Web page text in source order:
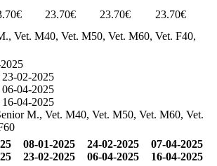
23.70€ 23.70€
23.70€
Vet. M40, Vet. M50, Vet. M60, Vet. F40,
02-2025
04-2025
04-2025
M., Vet. M40, Vet. M50, Vet. M60, Vet.
08-01-2025
23-02-2025
24-02-2025
06-04-2025
07-04-2025
16-04-2025